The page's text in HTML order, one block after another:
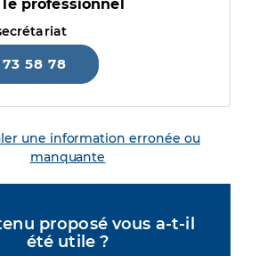
professionnel
58 78
une information erronée ou
manquante
proposé vous a-t-il
été utile ?